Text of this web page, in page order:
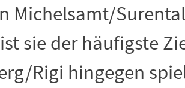
Michelsamt/
sie der häufigste
Rigi hingegen